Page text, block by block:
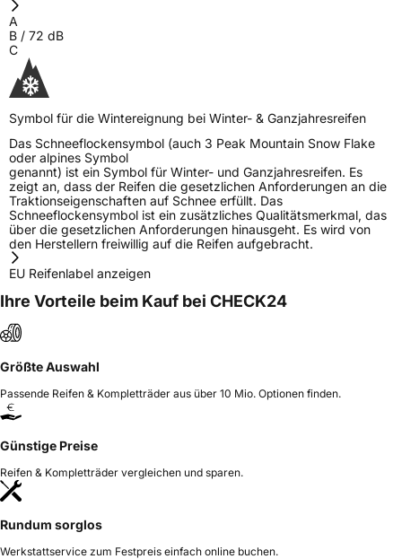
A
B / 72 dB
C
Symbol für die Wintereignung bei Winter- & Ganzjahresreifen
Das Schneeflockensymbol (auch 3 Peak Mountain Snow Flake
oder alpines Symbol
genannt) ist ein Symbol für Winter- und Ganzjahresreifen. Es
zeigt an, dass der Reifen die gesetzlichen Anforderungen an die
Traktionseigenschaften auf Schnee erfüllt. Das
Schneeflockensymbol ist ein zusätzliches Qualitätsmerkmal, das
über die gesetzlichen Anforderungen hinausgeht. Es wird von
den Herstellern freiwillig auf die Reifen aufgebracht.
EU Reifenlabel anzeigen
Ihre Vorteile beim Kauf bei CHECK24
Größte Auswahl
Passende Reifen & Kompletträder aus über 10 Mio. Optionen finden.
Günstige Preise
Reifen & Kompletträder vergleichen und sparen.
Rundum sorglos
Werkstattservice zum Festpreis einfach online buchen.